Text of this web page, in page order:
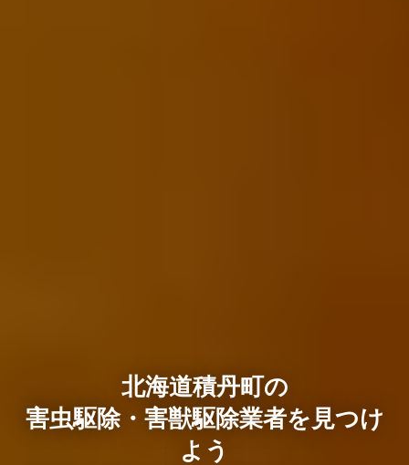
北海道積丹町の
害虫駆除・害獣駆除業者を見つけ
よう